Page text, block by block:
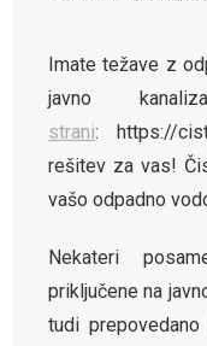
Imate težave z
javno
strani: https://
rešitev za vas!
vašo odpadno
Nekateri
priključene na
tudi